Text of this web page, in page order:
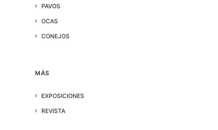
PAVOS
OCAS
CONEJOS
MÁS
EXPOSICIONES
REVISTA